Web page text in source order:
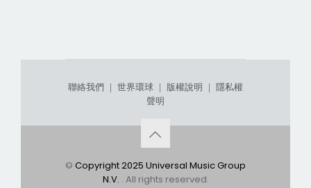
聯絡我們 ｜ 世界環球 ｜ 版權說明 ｜ 隱私權
聲明
© Copyright 2025 Universal Music Group
N.V. . All rights reserved.